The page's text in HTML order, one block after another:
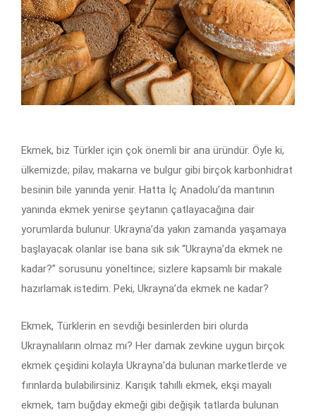
Ekmek, biz Türkler için çok önemli bir ana üründür. Öyle ki,
ülkemizde; pilav, makarna ve bulgur gibi birçok karbonhidrat
besinin bile yanında yenir. Hatta İç Anadolu’da mantının
yanında ekmek yenirse şeytanın çatlayacağına dair
yorumlarda bulunur. Ukrayna’da yakın zamanda yaşamaya
başlayacak olanlar ise bana sık sık “Ukrayna’da ekmek ne
kadar?” sorusunu yöneltince; sizlere kapsamlı bir makale
hazırlamak istedim. Peki, Ukrayna’da ekmek ne kadar?
Ekmek, Türklerin en sevdiği besinlerden biri olurda
Ukraynalıların olmaz mı? Her damak zevkine uygun birçok
ekmek çeşidini kolayla Ukrayna’da bulunan marketlerde ve
fırınlarda bulabilirsiniz. Karışık tahıllı ekmek, ekşi mayalı
ekmek, tam buğday ekmeği gibi değişik tatlarda bulunan